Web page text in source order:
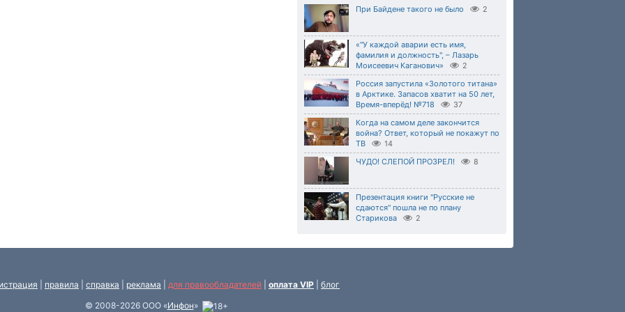
При Байдене такого не было 2
«"У каждой аварии есть имя,
фамилия и должность", – Лазарь
Моисеевич Каганович»
2
Россия запустила «Золотого титана»
в Арктике. Запасов хватит на 50 лет,
Время-вперёд! №718
37
Когда на самом деле закончится
война? Ответ, который не покажут по
ТВ
14
ЧУДО! СЛЕПОЙ ПРОЗРЕЛ! 8
Презентация книги "Русские не
сдаются" пошла не по плану
Старикова
2
правила справка реклама для правообладателей оплата VIP
блог
© 2008-2026 ООО «Инфон»